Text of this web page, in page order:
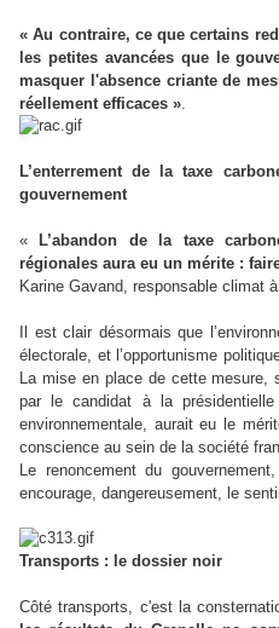
« Au contraire, ce que certains
les petites avancées que le
masquer l'absence criante de
réellement efficaces ».
L’enterrement de la taxe
gouvernement
«
L’abandon de la taxe
régionales aura eu un mérite :
Karine Gavand, responsable climat à
Il est clair désormais que
électorale, et l’opportunisme
La mise en place de cette mesure,
par le candidat à la
environnementale, aurait eu le
conscience au sein de la société
Le renoncement du
encourage, dangereusement, le
Transports : le dossier noir
Côté transports, c'est la